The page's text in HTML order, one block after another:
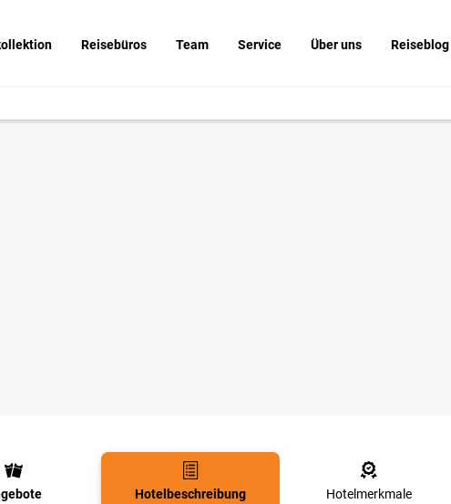
Reisebüros Team Service Über uns Reiseblog
Hotelbeschreibung Hotelmerkmale